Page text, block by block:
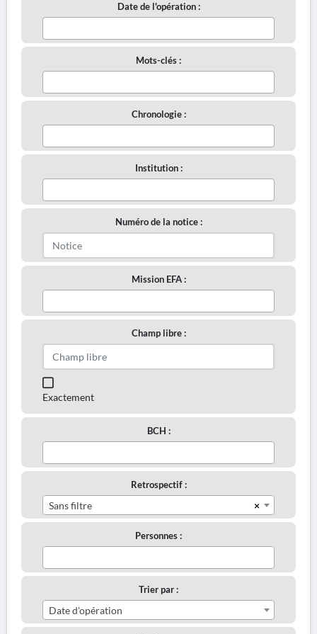
Date de l'opération :
Mots-clés :
Chronologie :
Institution :
Numéro de la notice :
Mission EFA :
Champ libre :
Exactement
BCH :
Retrospectif :
×
Sans filtre
Personnes :
Trier par :
Date d'opération